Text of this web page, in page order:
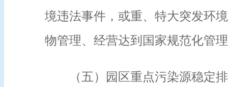
境违法事件，或重、特大突发环
物管理、经营达到国家规范化管
（五）园区重点污染源稳定